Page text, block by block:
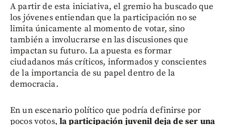
A partir de esta iniciativa, el gremio ha buscado que
los jóvenes entiendan que la participación no se
limita únicamente al momento de votar, sino
también a involucrarse en las discusiones que
impactan su futuro. La apuesta es formar
ciudadanos más críticos, informados y conscientes
de la importancia de su papel dentro de la
democracia.
En un escenario político que podría definirse por
pocos votos, la participación juvenil deja de ser una